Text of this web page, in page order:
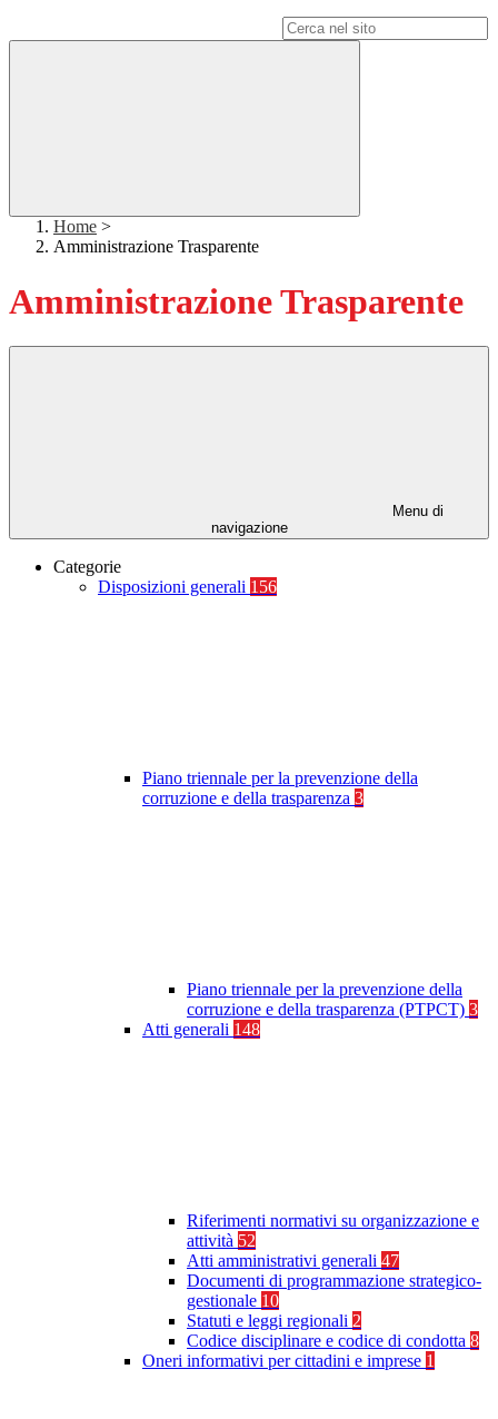
Home >
Amministrazione Trasparente
Amministrazione Trasparente
Menu di
navigazione
Categorie
Disposizioni generali 156
Piano triennale per la prevenzione della
corruzione e della trasparenza 3
Piano triennale per la prevenzione della
corruzione e della trasparenza (PTPCT) 3
Atti generali 148
Riferimenti normativi su organizzazione e
attività 52
Atti amministrativi generali 47
Documenti di programmazione strategico-
gestionale 10
Statuti e leggi regionali 2
Codice disciplinare e codice di condotta 8
Oneri informativi per cittadini e imprese 1